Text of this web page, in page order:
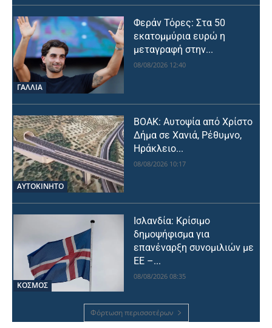
ΓΑΛΛΙΑ
Φεράν Τόρες: Στα 50
εκατομμύρια ευρώ η
μεταγραφή στην...
08/08/2026 12:40
ΑΥΤΟΚΙΝΗΤΟ
ΒΟΑΚ: Αυτοψία από Χρίστο
Δήμα σε Χανιά, Ρέθυμνο,
Ηράκλειο...
08/08/2026 10:17
ΚΟΣΜΟΣ
Ισλανδία: Κρίσιμο
δημοψήφισμα για
επανέναρξη συνομιλιών με
ΕΕ –...
08/08/2026 08:35
Φόρτωση περισσοτέρων